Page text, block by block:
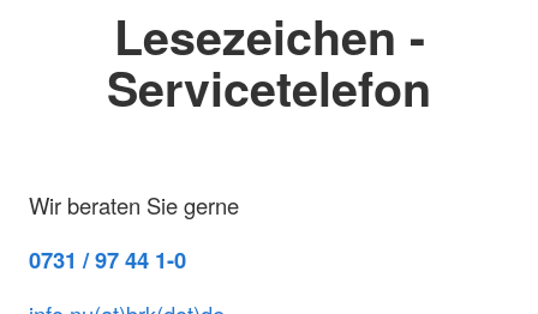
Lesezeichen -
Servicetelefon
Wir beraten Sie gerne
0731 / 97 44 1-0